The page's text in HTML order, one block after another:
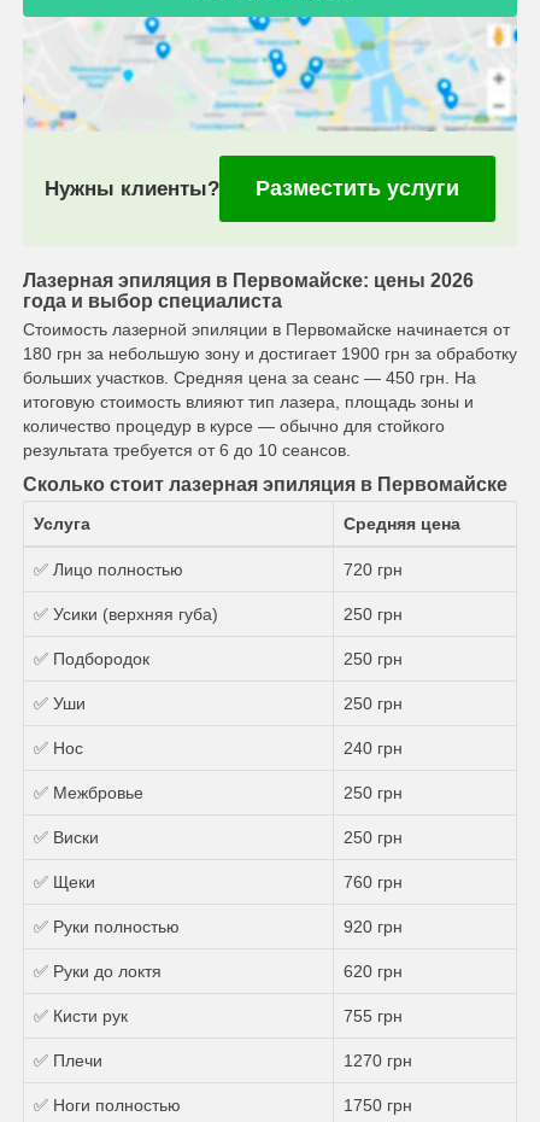
Нужны клиенты? Разместить услуги
Лазерная эпиляция в Первомайске: цены 2026
года и выбор специалиста
Стоимость лазерной эпиляции в Первомайске начинается от
180 грн за небольшую зону и достигает 1900 грн за обработку
больших участков. Средняя цена за сеанс — 450 грн. На
итоговую стоимость влияют тип лазера, площадь зоны и
количество процедур в курсе — обычно для стойкого
результата требуется от 6 до 10 сеансов.
Сколько стоит лазерная эпиляция в Первомайске
Услуга Средняя цена
✅ Лицо полностью 720 грн
✅ Усики (верхняя губа) 250 грн
✅ Подбородок 250 грн
✅ Уши 250 грн
✅ Нос 240 грн
✅ Межбровье 250 грн
✅ Виски 250 грн
✅ Щеки 760 грн
✅ Руки полностью 920 грн
✅ Руки до локтя 620 грн
✅ Кисти рук 755 грн
✅ Плечи 1270 грн
✅ Ноги полностью 1750 грн